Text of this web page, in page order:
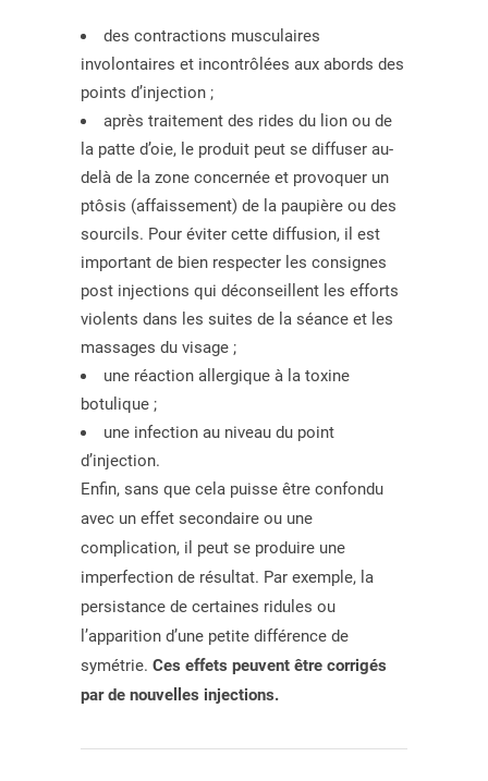
des contractions musculaires
involontaires et incontrôlées aux abords des
points d’injection ;
après traitement des rides du lion ou de
la patte d’oie, le produit peut se diffuser au-
delà de la zone concernée et provoquer un
ptôsis (affaissement) de la paupière ou des
sourcils. Pour éviter cette diffusion, il est
important de bien respecter les consignes
post injections qui déconseillent les efforts
violents dans les suites de la séance et les
massages du visage ;
une réaction allergique à la toxine
botulique ;
une infection au niveau du point
d’injection.
Enfin, sans que cela puisse être confondu
avec un effet secondaire ou une
complication, il peut se produire une
imperfection de résultat. Par exemple, la
persistance de certaines ridules ou
l’apparition d’une petite différence de
symétrie. Ces effets peuvent être corrigés
par de nouvelles injections.